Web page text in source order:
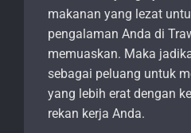
makanan yang lezat
pengalaman Anda di
memuaskan. Maka
sebagai peluang untuk
yang lebih erat dengan
rekan kerja Anda.